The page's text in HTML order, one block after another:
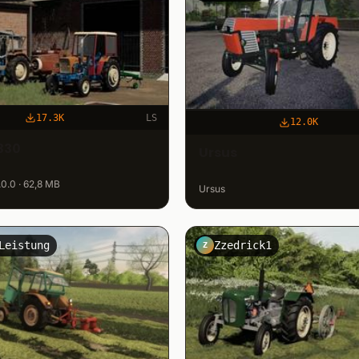
17.3K LS
· 62,8 MB
12.0K
Ursus
Z Zzedrick1